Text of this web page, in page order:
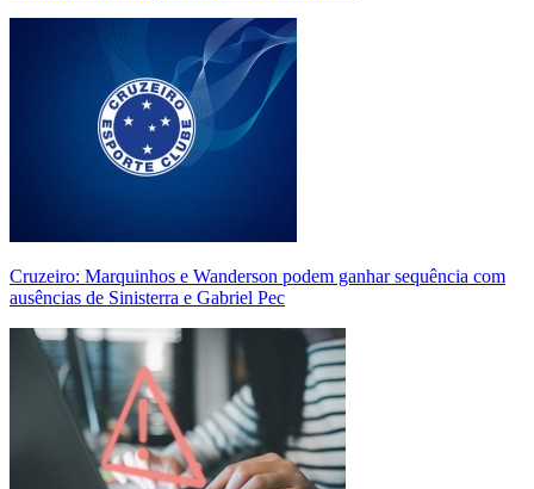
Cruzeiro: Marquinhos e Wanderson podem ganhar sequência com
ausências de Sinisterra e Gabriel Pec